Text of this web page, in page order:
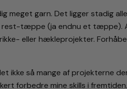
meget garn. Det ligger stadig
rest-tæppe (ja endnu et tæppe).
eller hækleprojekter.
ikke så mange af projekterne
forbedre mine skills i fremtiden.